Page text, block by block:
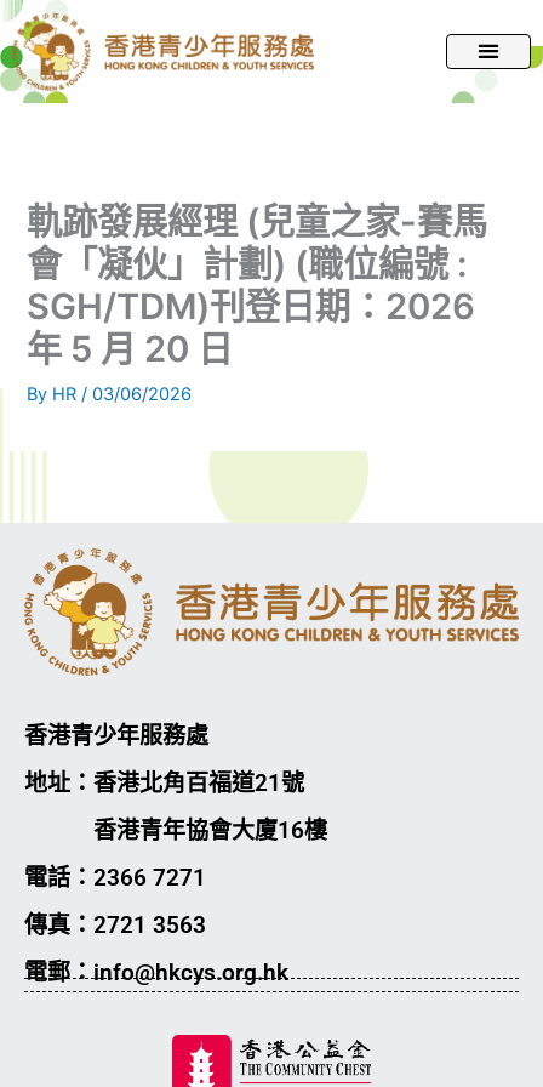
跳
至
主
軌跡發展經理 (兒童之家-賽馬
會「凝伙」計劃) (職位編號 :
SGH/TDM)刊登日期：2026
年 5 月 20 日
By HR/03/06/2026
香港青少年服務處
地址：香港北角百福道21號
香港青年協會大廈16樓
電話：2366 7271
傳真：2721 3563
電郵：info@hkcys.org.hk